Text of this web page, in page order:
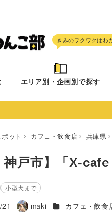
エリア別・企画別で探す
ット カフェ・飲食店 兵庫県
神戸市】「X-
小型犬まで
著
maki 施設ジャンル
カフェ・飲食